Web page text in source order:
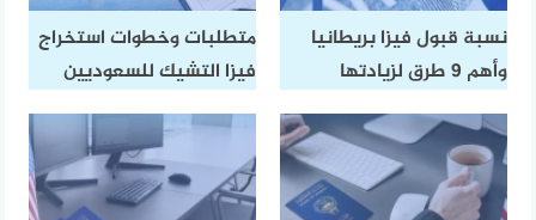
نسبة قبول فيزا بريطانيا
وأهم 9 طرق لزيادتها
متطلبات وخطوات استخراج
فيزا التشيك للسعوديين